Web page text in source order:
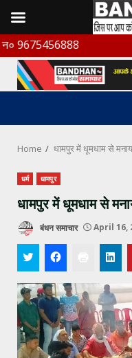
Skip
to
content
Home धामपुर में धूमधाम से
धर्म धामपुर
धामपुर में धूमधाम से
बंधन समाचार April 16,